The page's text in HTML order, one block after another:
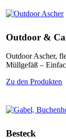
Outdoor &
Outdoor Ascher,
Müllgefäß –
Zu den Produkten
Besteck